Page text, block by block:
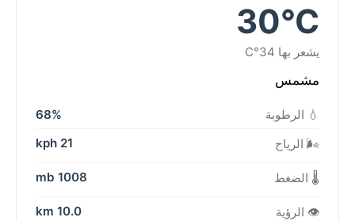
30°C
يشعر بها 34°C
مشمس
💧 الرطوبة
68%
🌬️ الرياح
21 kph
🌡️ الضغط 1008 mb
👁️ الرؤية 10.0 km